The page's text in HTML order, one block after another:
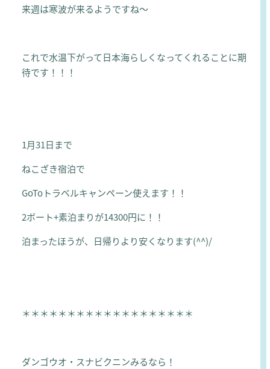
来週は寒波が来るようですね～
これで水温下がって日本海らしくなってくれることに期
待です！！！
1月31日まで
ねこざき宿泊で
GoToトラベルキャンペーン使えます！！
2ボート+素泊まりが14300円に！！
泊まったほうが、日帰りより安くなります(^^)/
＊＊＊＊＊＊＊＊＊＊＊＊＊＊＊＊＊＊＊
ダンゴウオ・スナビクニンみるなら！